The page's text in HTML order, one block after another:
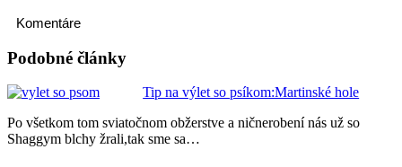
Komentáre
Podobné články
Tip na výlet so psíkom:Martinské hole
Po všetkom tom sviatočnom obžerstve a ničnerobení nás už so
Shaggym blchy žrali,tak sme sa…